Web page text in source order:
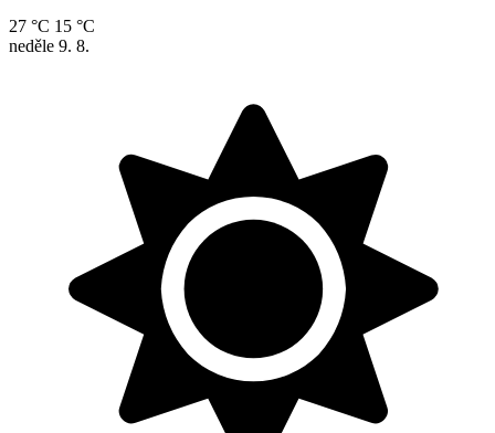
27 °C 15 °C
neděle 9. 8.